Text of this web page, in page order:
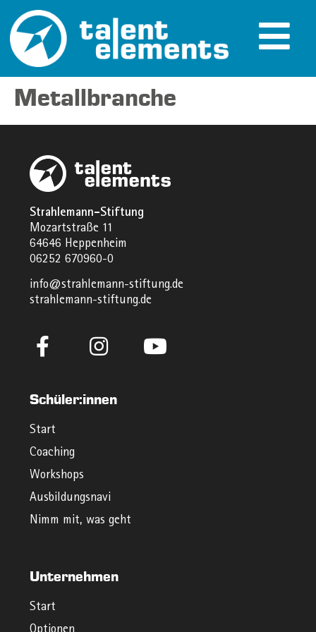
Metallbranche
Strahlemann-Stiftung
Mozartstraße 11
64646 Heppenheim
06252 670960-0
info@strahlemann-stiftung.de
strahlemann-stiftung.de
Schüler:innen
Start
Coaching
Workshops
Ausbildungsnavi
Nimm mit, was geht
Unternehmen
Start